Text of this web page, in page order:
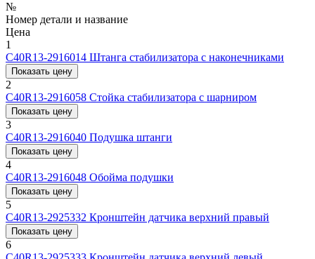
№
Номер детали и название
Цена
1
C40R13-2916014 Штанга стабилизатора с наконечниками
Показать цену
2
C40R13-2916058 Стойка стабилизатора с шарниром
Показать цену
3
C40R13-2916040 Подушка штанги
Показать цену
4
C40R13-2916048 Обойма подушки
Показать цену
5
C40R13-2925332 Кронштейн датчика верхний правый
Показать цену
6